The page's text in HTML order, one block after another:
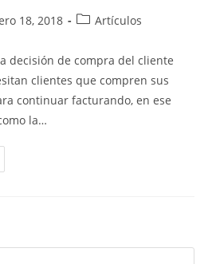
18, 2018 Artículos
decisión de compra del cliente
clientes que compren sus
continuar facturando, en ese
la…